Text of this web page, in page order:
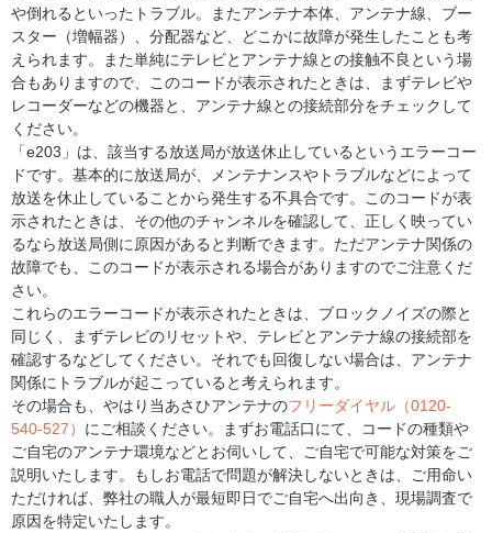
や倒れるといったトラブル。またアンテナ本体、アンテナ線、ブー
スター（増幅器）、分配器など、どこかに故障が発生したことも考
えられます。また単純にテレビとアンテナ線との接触不良という場
合もありますので、このコードが表示されたときは、まずテレビや
レコーダーなどの機器と、アンテナ線との接続部分をチェックして
ください。
「e203」は、該当する放送局が放送休止しているというエラーコー
ドです。基本的に放送局が、メンテナンスやトラブルなどによって
放送を休止していることから発生する不具合です。このコードが表
示されたときは、その他のチャンネルを確認して、正しく映ってい
るなら放送局側に原因があると判断できます。ただアンテナ関係の
故障でも、このコードが表示される場合がありますのでご注意くだ
さい。
これらのエラーコードが表示されたときは、ブロックノイズの際と
同じく、まずテレビのリセットや、テレビとアンテナ線の接続部を
確認するなどしてください。それでも回復しない場合は、アンテナ
関係にトラブルが起こっていると考えられます。
その場合も、やはり当あさひアンテナのフリーダイヤル（0120-
540-527） にご相談ください。まずお電話口にて、コードの種類や
ご自宅のアンテナ環境などとお伺いして、ご自宅で可能な対策をご
説明いたします。もしお電話で問題が解決しないときは、ご用命い
ただければ、弊社の職人が最短即日でご自宅へ出向き、現場調査で
原因を特定いたします。